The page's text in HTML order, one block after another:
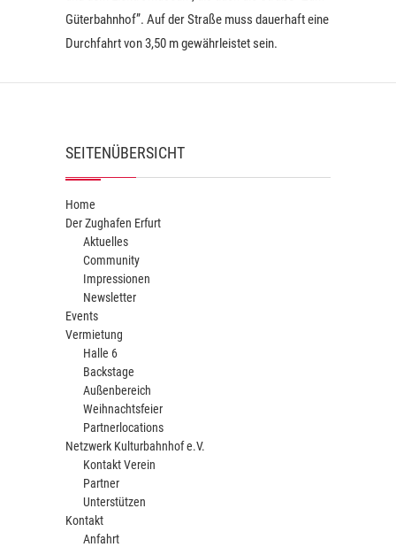
g
a
t
Güterbahnhof”. Auf der Straße muss dauerhaft eine
Durchfahrt von 3,50 m gewährleistet sein.
SEITENÜBERSICHT
Home
Der Zughafen Erfurt
Aktuelles
Community
Impressionen
Newsletter
Events
Vermietung
Halle 6
Backstage
Außenbereich
Weihnachtsfeier
Partnerlocations
Netzwerk Kulturbahnhof e.V.
Kontakt Verein
Partner
Unterstützen
Kontakt
Anfahrt